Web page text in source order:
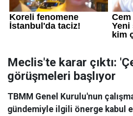
Meclis'te karar çıktı:
görüşmeleri başlıyor
TBMM Genel Kurulu'nun
gündemiyle ilgili önerge kabul